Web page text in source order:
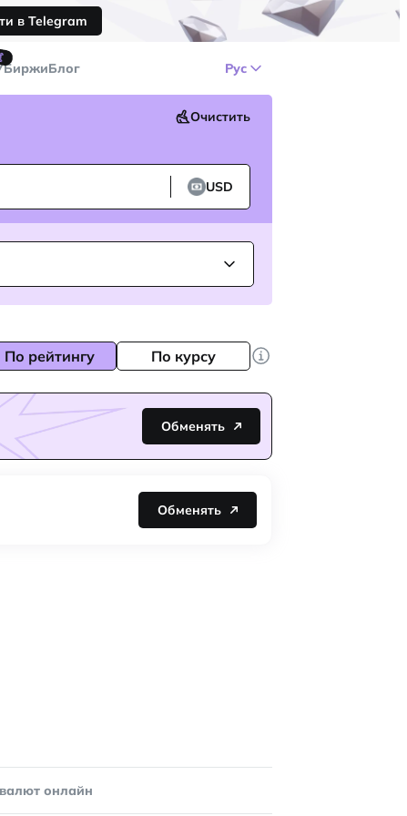
в Telegram
БиржиБлог Рус
Очистить
USD
По рейтингу По курсу
Обменять
Обменять
онлайн